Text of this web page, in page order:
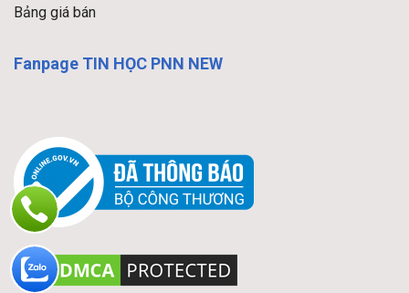
Bảng giá bán
Fanpage TIN HỌC PNN NEW